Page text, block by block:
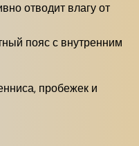
отводит влагу от
пояс с внутренним
пробежек и